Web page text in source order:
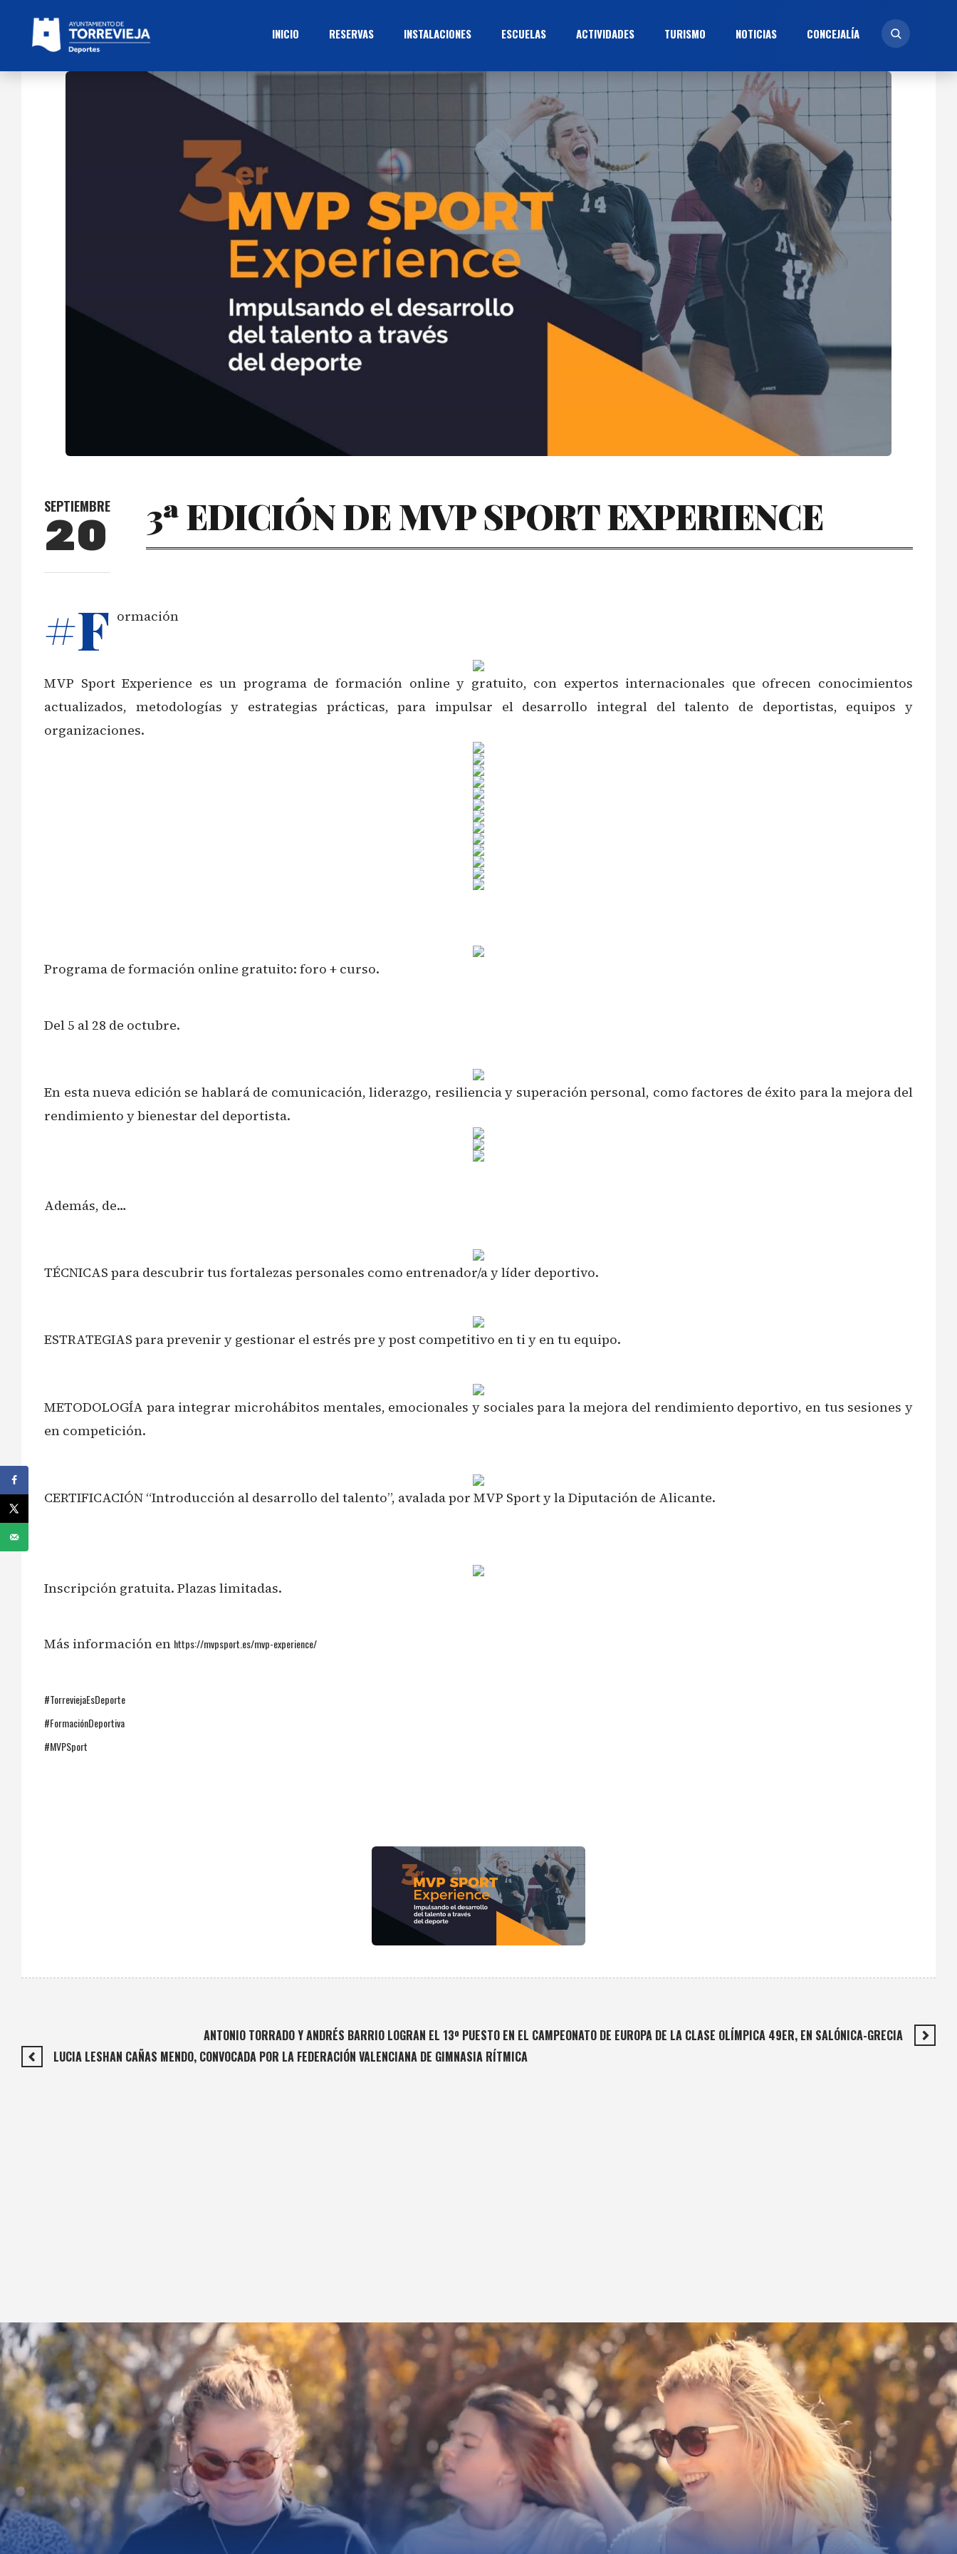
INICIO RESERVAS INSTALACIONES ESCUELAS ACTIVIDADES TURISMO NOTICIAS CONCEJALÍ­A
SEPTIEMBRE
20 3ª EDICIÓN DE MVP SPORT EXPERIENCE
#F ormación
MVP Sport Experience es un programa de formación online y gratuito, con expertos internacionales que ofrecen conocimientos
actualizados, metodologías y estrategias prácticas, para impulsar el desarrollo integral del talento de deportistas, equipos y
organizaciones.
Programa de formación online gratuito: foro + curso.
Del 5 al 28 de octubre.
En esta nueva edición se hablará de comunicación, liderazgo, resiliencia y superación personal, como factores de éxito para la mejora del
rendimiento y bienestar del deportista.
Además, de…
TÉCNICAS para descubrir tus fortalezas personales como entrenador/a y líder deportivo.
ESTRATEGIAS para prevenir y gestionar el estrés pre y post competitivo en ti y en tu equipo.
METODOLOGÍA para integrar microhábitos mentales, emocionales y sociales para la mejora del rendimiento deportivo, en tus sesiones y
en competición.
CERTIFICACIÓN “Introducción al desarrollo del talento”, avalada por MVP Sport y la Diputación de Alicante.
Inscripción gratuita. Plazas limitadas.
Más información en https://mvpsport.es/mvp-experience/
#TorreviejaEsDeporte
#FormaciónDeportiva
#MVPSport
ANTONIO TORRADO Y ANDRÉS BARRIO LOGRAN EL 13º PUESTO EN EL CAMPEONATO DE EUROPA DE LA CLASE OLÍMPICA 49ER, EN SALÓNICA-GRECIA
LUCIA LESHAN CAÑAS MENDO, CONVOCADA POR LA FEDERACIÓN VALENCIANA DE GIMNASIA RÍTMICA